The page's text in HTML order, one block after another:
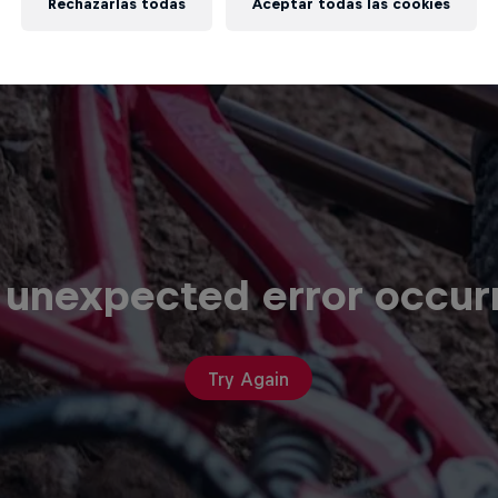
error
Try Again
Rechazarlas todas Aceptar todas las cookies